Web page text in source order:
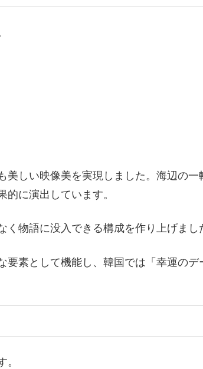
美しい映像美を実現しました。海辺の
に演出しています。
物語に没入できる構成を作り上げまし
素として機能し、韓国では「幸運のデ
。